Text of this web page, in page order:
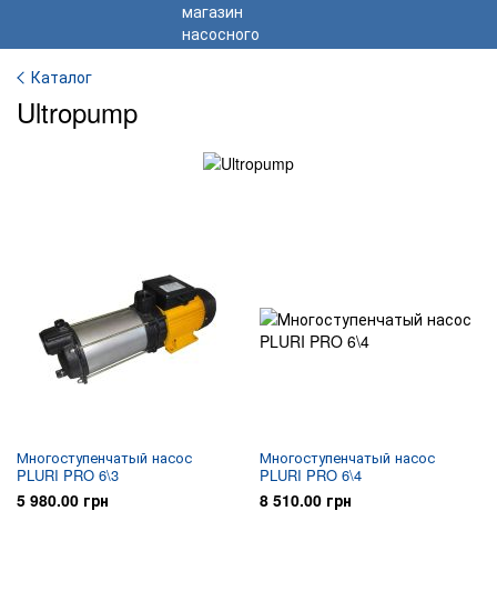
Каталог
Ultropump
Многоступенчатый насос
PLURI PRO 6\3
5 980.00 грн
Многоступенчатый насос
PLURI PRO 6\4
8 510.00 грн